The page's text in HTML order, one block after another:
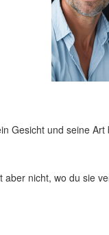
Gesicht und seine
aber nicht, wo du sie